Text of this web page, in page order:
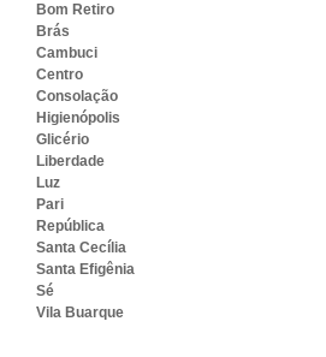
Bom Retiro
Brás
Cambuci
Centro
Consolação
Higienópolis
Glicério
Liberdade
Luz
Pari
República
Santa Cecília
Santa Efigênia
Sé
Vila Buarque